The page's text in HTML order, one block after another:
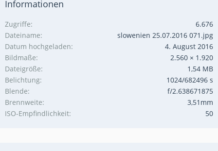
Informationen
Zugriffe
6.676
Dateiname
slowenien 25.07.2016 071.jpg
Datum hochgeladen
4. August 2016
Bildmaße
2.560 × 1.920
Dateigröße
1,54 MB
Belichtung
1024/682496 s
Blende
f/2.638671875
Brennweite
3,51mm
ISO-Empfindlichkeit
50